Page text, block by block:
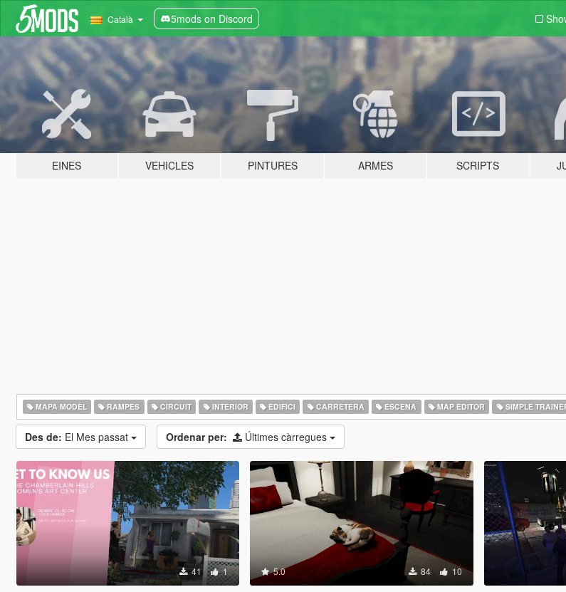
Català 5mods on Discord
EINES VEHICLES PINTURES ARMES SCRIPTS
MAPA MODÈL RAMPES CIRCUIT INTERIOR EDIFICI CARRETERA ESCENA MAP EDITOR SIMPLE
Des de: El Mes passat Ordenar per: Últimes càrregues
41 1 5.0 84 10